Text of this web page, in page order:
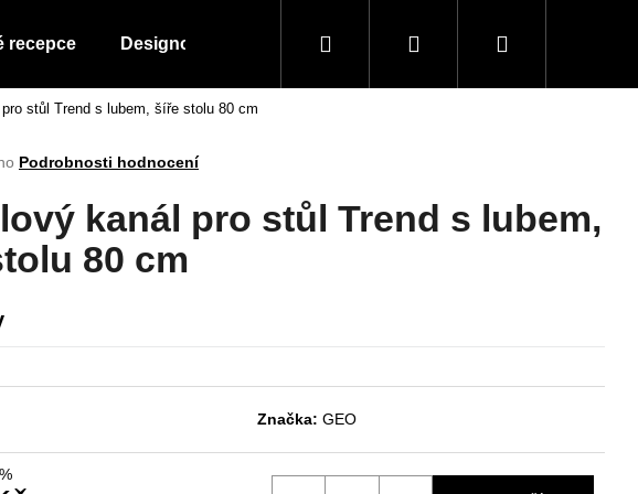
recepce Designové kousky Doplňky a vybavení
Hledat PřihlášeníNákupní
stůl Trend s lubem, šíře stolu 80 cm
Podrobnosti hodnocení
kanál pro stůl Trend s lubem,
80 cm
Značka: GEO